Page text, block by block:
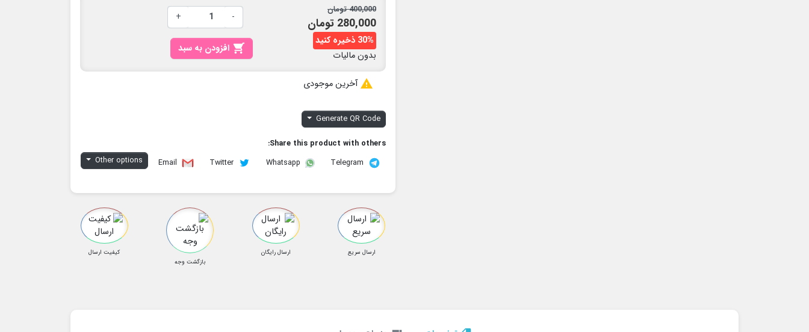
400,000 تومان
280,000 تومان
30% ذخیره کنید
بدون مالیات
-
+

 آخرین موجودی
Generate QR Code
Share this product with others:
Telegram
Whatsapp
Twitter
Email
Other options
ارسال سریع
ارسال رایگان
بازگشت وجه
کیفیت ارسال